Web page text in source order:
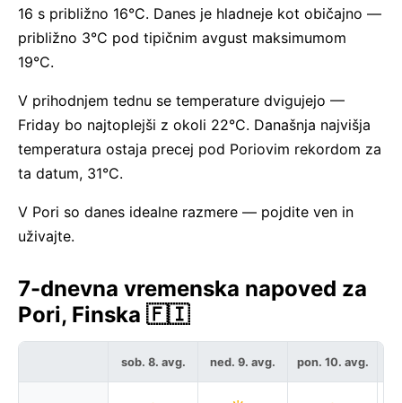
16 s približno 16°C. Danes je hladneje kot običajno —
približno 3°C pod tipičnim avgust maksimumom
19°C.
V prihodnjem tednu se temperature dvigujejo —
Friday bo najtoplejši z okoli 22°C. Današnja najvišja
temperatura ostaja precej pod Poriovim rekordom za
ta datum, 31°C.
V Pori so danes idealne razmere — pojdite ven in
uživajte.
7-dnevna vremenska napoved za
Pori, Finska 🇫🇮
sob. 8. avg. ned. 9. avg. pon. 10. avg.